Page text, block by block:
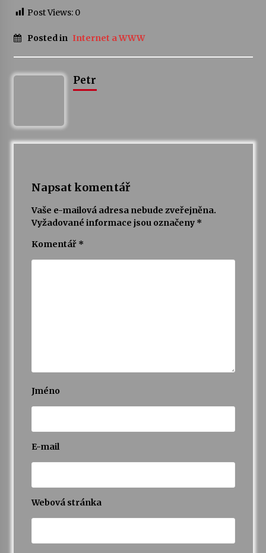
Želiv
Post Views: 0
Posted in Internet a WWW
Petr
Napsat komentář
Vaše e-mailová adresa nebude zveřejněna.
Vyžadované informace jsou označeny *
Komentář *
Jméno
E-mail
Webová stránka